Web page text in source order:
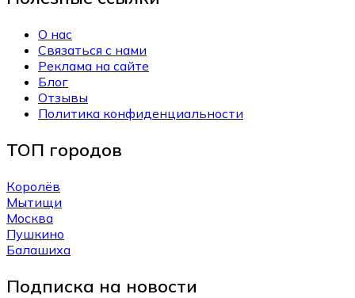
О нас
Связаться с нами
Реклама на сайте
Блог
Отзывы
Политика конфиденциальности
ТОП городов
Королёв
Мытищи
Москва
Пушкино
Балашиха
Подписка на новости